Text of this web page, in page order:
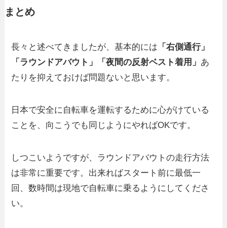
まとめ
長々と述べてきましたが、基本的には 「右側通行」
「ラウンドアバウト」「夜間の反射ベスト着用」 あ
たりを抑えておけば問題ないと思います。
日本で安全に自転車を運転するために心がけている
ことを、向こうでも同じようにやればOKです。
しつこいようですが、ラウンドアバウトの走行方法
は非常に重要です。出来ればスタート前に最低一
回、数時間は現地で自転車に乗るようにしてくださ
い。